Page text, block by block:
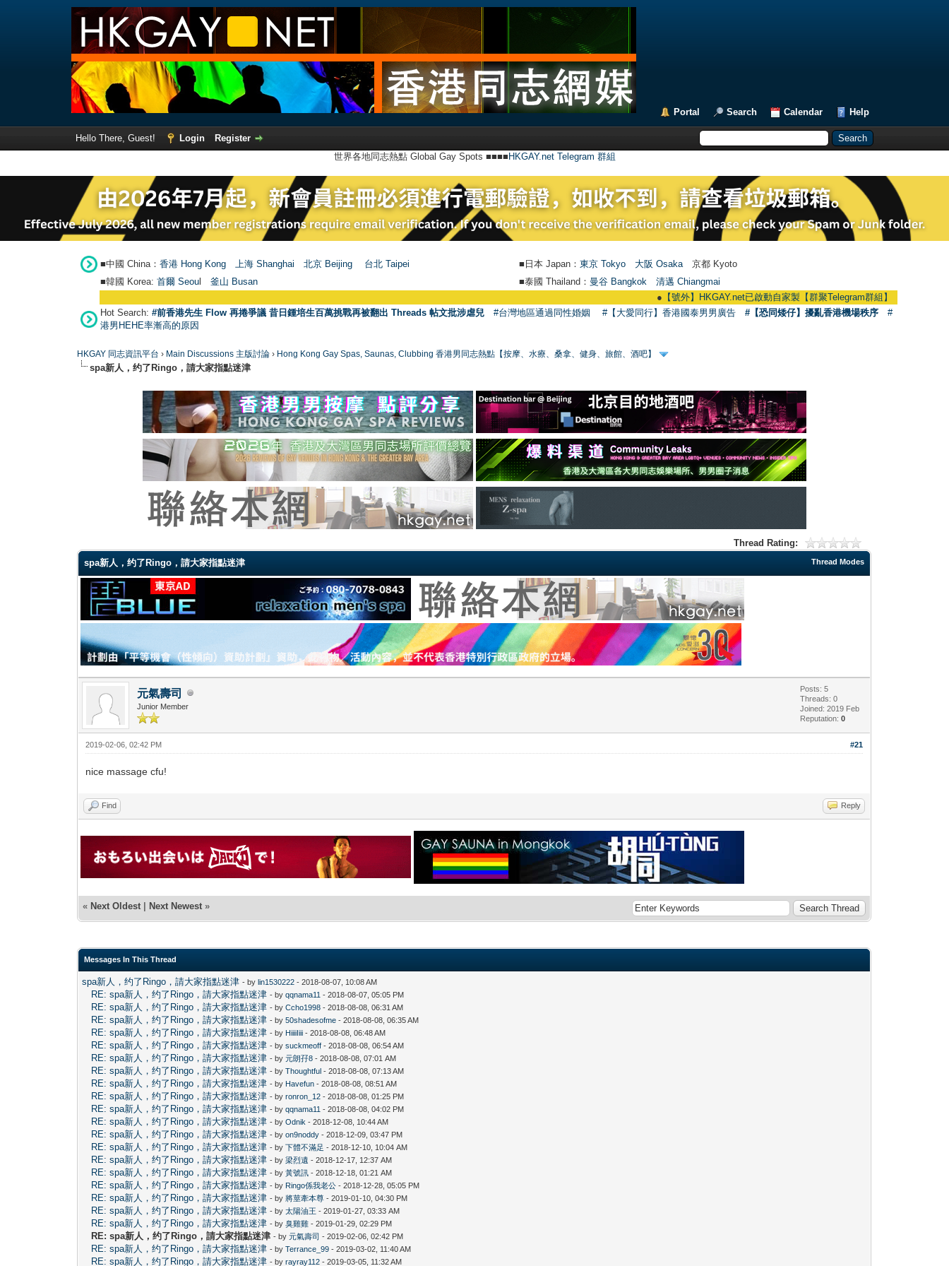
Portal Search Calendar Help
Hello There, Guest! Login
Register
世界各地同志熱點 Global Gay Spots ■■■■ HKGAY.net Telegram 群組
■中國 China： 香港 Hong Kong 上海 Shanghai 北京 Beijing 台北 Taipei ■日本 Japan： 東京 Tokyo 大阪 Osaka 京都 Kyoto
■韓國 Korea: 首爾 Seou 釜山 Busan ■泰國 Thailand： 曼谷 Bangkok
清邁 Chiangmai
【號外】HKGAY.net已啟動自家製【群聚Telegram群組】 HKGAY.net has
Hot Search: #前香港先生 Flow 再捲爭議 昔日鍾培生百萬挑戰再被翻出 Threads 帖文批涉虐兒 #台灣地區通過同性婚姻 #【大愛同行】香港國泰男男廣告 #【恐同矮仔】擾亂香港機場秩序
#
港男HEHE率漸高的原因
HKGAY 同志資訊平台 › Main Discussions 主版討論 › Hong Kong Gay Spas, Saunas, Clubbing 香港男同志熱點【按摩、水療、桑拿、健身、旅館、酒吧】
spa新人，约了Ringo，請大家指點迷津
Thread Rating:
Thread Modes
spa新人，约了Ringo，請大家指點迷津
元氣壽司
Junior Member
Posts: 5
Threads: 0
Joined: 2019 Feb
Reputation:0
#21
2019-02-06, 02:42 PM
nice massage cfu!
Find Reply
« Next Oldest | Next Newest »
Messages In This Thread
spa新人，约了Ringo，請大家指點迷津 - bylin1530222 - 2018-08-07, 10:08 AM
RE: spa新人，约了Ringo，請大家指點迷津 - byqqnama11 - 2018-08-07, 05:05 PM
RE: spa新人，约了Ringo，請大家指點迷津 - byCcho1998 - 2018-08-08, 06:31 AM
RE: spa新人，约了Ringo，請大家指點迷津 - by50shadesofme - 2018-08-08, 06:35 AM
RE: spa新人，约了Ringo，請大家指點迷津 - by HiiiiIiii - 2018-08-08, 06:48 AM
RE: spa新人，约了Ringo，請大家指點迷津 - bysuckmeoff - 2018-08-08, 06:54 AM
RE: spa新人，约了Ringo，請大家指點迷津 - by元朗孖8 - 2018-08-08, 07:01 AM
RE: spa新人，约了Ringo，請大家指點迷津 - byThoughtful - 2018-08-08, 07:13 AM
RE: spa新人，约了Ringo，請大家指點迷津 - by Havefun - 2018-08-08, 08:51 AM
RE: spa新人，约了Ringo，請大家指點迷津 - byronron_12 - 2018-08-08, 01:25 PM
RE: spa新人，约了Ringo，請大家指點迷津 - byqqnama11 - 2018-08-08, 04:02 PM
RE: spa新人，约了Ringo，請大家指點迷津 - byOdnik - 2018-12-08, 10:44 AM
RE: spa新人，约了Ringo，請大家指點迷津 - byon9noddy - 2018-12-09, 03:47 PM
RE: spa新人，约了Ringo，請大家指點迷津 - by下體不滿足 - 2018-12-10, 10:04 AM
RE: spa新人，约了Ringo，請大家指點迷津 - by梁烈遺 - 2018-12-17, 12:37 AM
RE: spa新人，约了Ringo，請大家指點迷津 - by黃號訊 - 2018-12-18, 01:21 AM
RE: spa新人，约了Ringo，請大家指點迷津 - by Ringo係我老公 - 2018-12-28, 05:05 PM
RE: spa新人，约了Ringo，請大家指點迷津 - by將莖牽本尊 - 2019-01-10, 04:30 PM
RE: spa新人，约了Ringo，請大家指點迷津 - by太陽油王 - 2019-01-27, 03:33 AM
RE: spa新人，约了Ringo，請大家指點迷津 - by臭雞雞 - 2019-01-29, 02:29 PM
RE: spa新人，约了Ringo，請大家指點迷津 - by元氣壽司 - 2019-02-06, 02:42 PM
RE: spa新人，约了Ringo，請大家指點迷津 - byTerrance_99 - 2019-03-02, 11:40 AM
RE: spa新人，约了Ringo，請大家指點迷津 - byrayray112 - 2019-03-05, 11:32 AM